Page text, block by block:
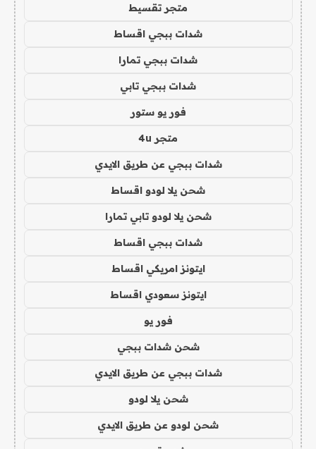
متجر تقسيط
شدات ببجي اقساط
شدات ببجي تمارا
شدات ببجي تابي
فور يو ستور
متجر 4u
شدات ببجي عن طريق الايدي
شحن يلا لودو اقساط
شحن يلا لودو تابي تمارا
شدات ببجي اقساط
ايتونز امريكي اقساط
ايتونز سعودي اقساط
فور يو
شحن شدات ببجي
شدات ببجي عن طريق الايدي
شحن يلا لودو
شحن لودو عن طريق الايدي